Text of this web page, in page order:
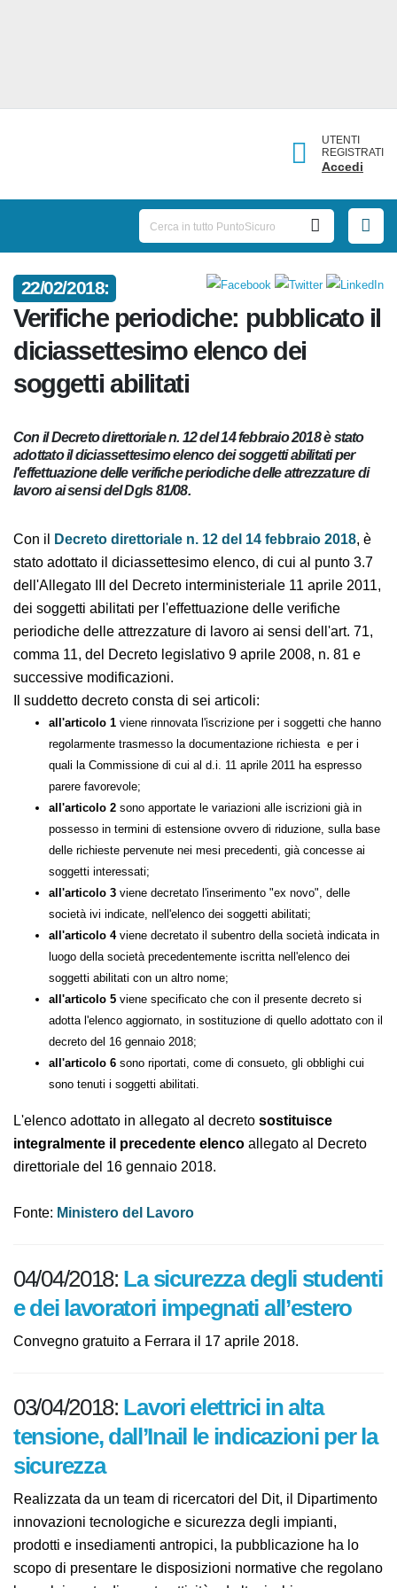
UTENTI
REGISTRATI
Accedi
22/02/2018:
Verifiche periodiche: pubblicato
il diciassettesimo elenco dei
soggetti abilitati
Con il Decreto direttoriale n. 12 del 14 febbraio 2018 è stato
adottato il diciassettesimo elenco dei soggetti abilitati per
l'effettuazione delle verifiche periodiche delle attrezzature
di lavoro ai sensi del Dgls 81/08.
Con il Decreto direttoriale n. 12 del 14 febbraio
2018, è stato adottato il diciassettesimo elenco, di cui
al punto 3.7 dell'Allegato III del
Decreto interministeriale 11 aprile 2011, dei soggetti
abilitati per l'effettuazione delle verifiche periodiche
delle attrezzature di lavoro ai sensi dell'art. 71, comma
11, del Decreto legislativo 9 aprile 2008, n. 81 e
successive modificazioni.
Il suddetto decreto consta di sei articoli:
all'articolo 1 viene rinnovata l'iscrizione per i soggetti che
hanno regolarmente trasmesso la documentazione richiesta e
per i quali la Commissione di cui al d.i. 11 aprile 2011
ha espresso parere favorevole;
all'articolo 2sono apportate le variazioni alle iscrizioni già in
possesso in termini di estensione ovvero di riduzione, sulla
base delle richieste pervenute nei mesi precedenti, già concesse
ai soggetti interessati;
all'articolo 3viene decretato l'inserimento "ex novo", delle
società ivi indicate, nell'elenco dei soggetti abilitati;
all'articolo 4viene decretato il subentro della società indicata
in luogo della società precedentemente iscritta nell'elenco dei
soggetti abilitati con un altro nome;
all'articolo 5viene specificato che con il presente decreto si
adotta l'elenco aggiornato, in sostituzione di quello adottato
con il decreto del 16 gennaio 2018;
all'articolo 6sono riportati, come di consueto, gli obblighi cui
sono tenuti i soggetti abilitati.
L'elenco adottato in allegato al decretosostituisce
integralmenteil precedente elenco
04/04/2018:La sicurezza degli
studenti e dei lavoratori impegnati
Convegno gratuito a Ferrara il 17 aprile 2018.
03/04/2018:
tensione, dall’Inail le indicazioni per
la sicurezza
Realizzata da un team di ricercatori del Dit, il
Dipartimento innovazioni tecnologiche e sicurezza